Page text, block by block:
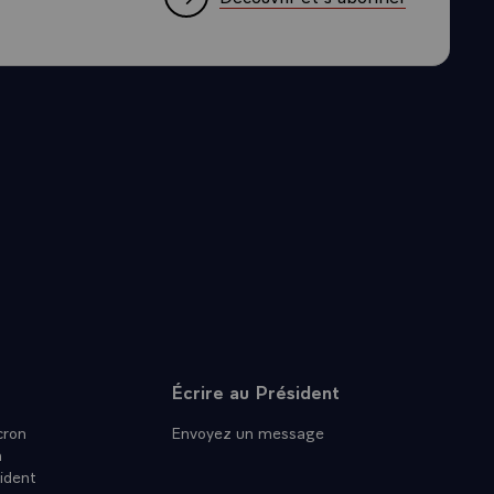
Écrire au Président
Envoyez un message